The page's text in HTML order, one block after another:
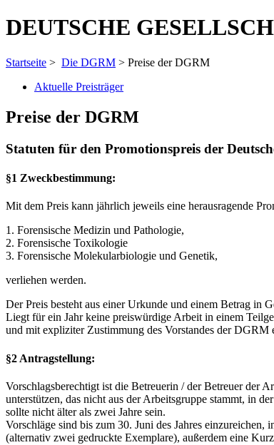
DEUTSCHE
Startseite > Die DGRM > Preise der DGRM
Aktuelle Preisträger
Preise der DGRM
Statuten für den Promotionspreis der
§1 Zweckbestimmung:
Mit dem Preis kann jährlich jeweils eine herausragende
1. Forensische Medizin und Pathologie,
2. Forensische Toxikologie
3. Forensische Molekularbiologie und Genetik,
verliehen werden.
Der Preis besteht aus einer Urkunde und einem Betrag in
Liegt für ein Jahr keine preiswürdige Arbeit in einem
und mit expliziter Zustimmung des Vorstandes der DGRM
§2 Antragstellung:
Vorschlagsberechtigt ist die Betreuerin / der Betreuer der
unterstützen, das nicht aus der Arbeitsgruppe stammt, in
sollte nicht älter als zwei Jahre sein.
Vorschläge sind bis zum 30. Juni des Jahres
(alternativ zwei gedruckte Exemplare), außerdem eine